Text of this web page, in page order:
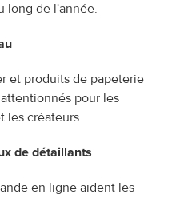
long de l'année.
et produits de papeterie
pour les
les créateurs.
de détaillants
en ligne aident les